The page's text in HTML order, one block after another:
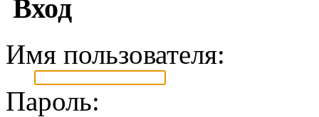
Вход
Имя пользователя:
Пароль: